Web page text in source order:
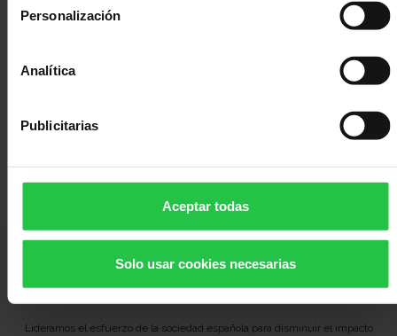
Personalización
Analítica
Publicitarias
Aceptar todas
Solo usar cookies necesarias
Ayuda Proyectos Estratégicos AECC 2024
por:
Lideramos el esfuerzo de la sociedad española para disminuir el impacto